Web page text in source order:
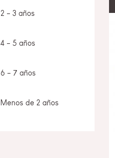
2 - 3 años
4 - 5 años
6 - 7 años
Menos de 2 años